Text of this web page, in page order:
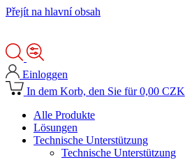
Přejít na hlavní obsah
Einloggen
In dem Korb, den Sie für 0,00 CZK
Alle Produkte
Lösungen
Technische Unterstützung
Technische Unterstützung